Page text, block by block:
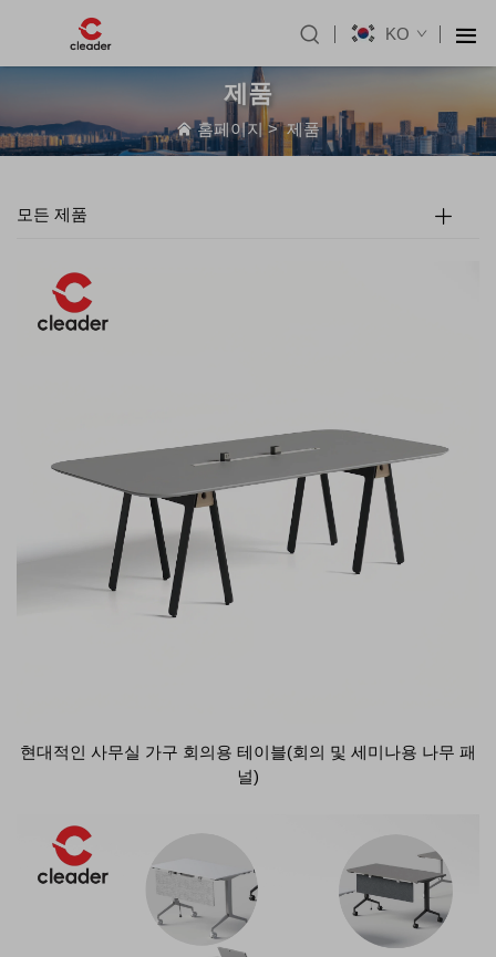
KO
제품
홈페이지>제품
모든 제품
현대적인 사무실 가구 회의용 테이블(회의 및 세미나용 나무 패
널)